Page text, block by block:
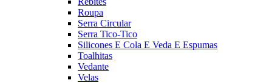
Roupa
Serra Circular
Serra Tico-Tico
Silicones E Cola E Veda E Espumas
Toalhitas
Vedante
Velas